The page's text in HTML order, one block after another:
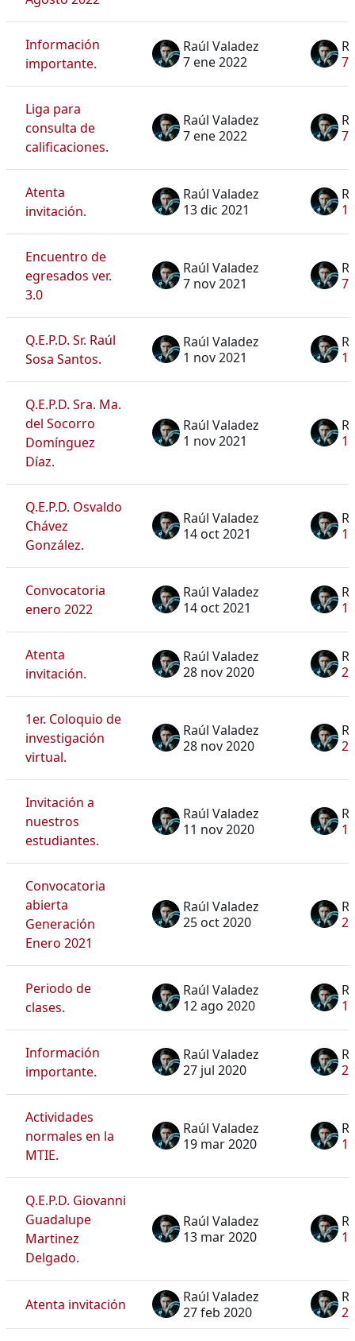
Información
importante.
Raúl Valadez
7 ene 2022
7
Liga para
consulta de
calificaciones.
Raúl Valadez
7 ene 2022
7
Atenta
invitación.
Raúl Valadez
13 dic 2021
Encuentro de
egresados ver.
3.0
Raúl Valadez
7 nov 2021
7
Q.E.P.D. Sr. Raúl
Sosa Santos.
Raúl Valadez
1 nov 2021
1
Q.E.P.D. Sra. Ma.
del Socorro
Domínguez
Díaz.
Raúl Valadez
1 nov 2021
1
Q.E.P.D. Osvaldo
Chávez
González.
Raúl Valadez
14 oct 2021
Convocatoria
enero 2022
Raúl Valadez
14 oct 2021
Atenta
invitación.
Raúl Valadez
28 nov 2020
1er. Coloquio de
investigación
virtual.
Raúl Valadez
28 nov 2020
Invitación a
nuestros
estudiantes.
Raúl Valadez
11 nov 2020
Convocatoria
abierta
Generación
Enero 2021
Raúl Valadez
25 oct 2020
Periodo de
clases.
Raúl Valadez
12 ago 2020
Información
importante.
Raúl Valadez
27 jul 2020
Actividades
normales en la
MTIE.
Raúl Valadez
19 mar 2020
Q.E.P.D. Giovanni
Guadalupe
Martinez
Delgado.
Raúl Valadez
13 mar 2020
Atenta invitación
Raúl Valadez
27 feb 2020